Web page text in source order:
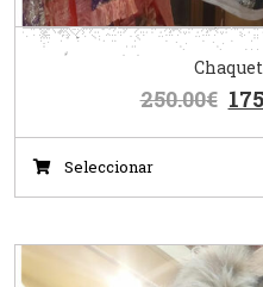
250.00€
Seleccionar